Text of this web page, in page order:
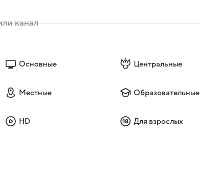
Основные Центральные
Местные Образовательные
HD Для взрослых